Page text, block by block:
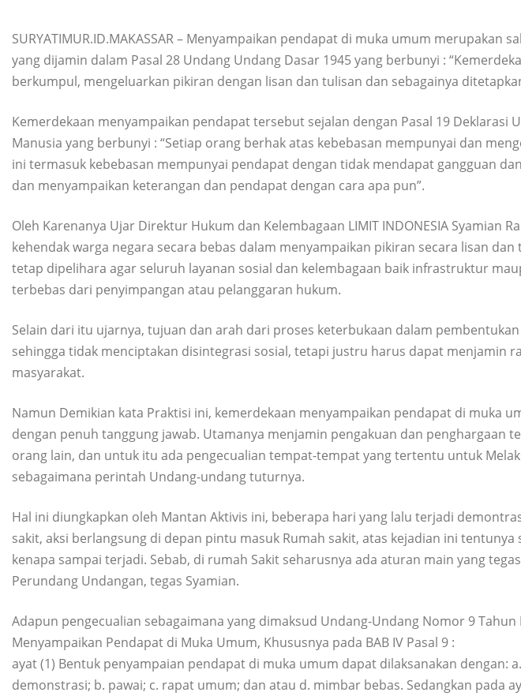
SURYATIMUR.ID.MAKASSAR – Menyampaikan pendapat di muka umum merupakan
yang dijamin dalam Pasal 28 Undang Undang Dasar 1945 yang berbunyi :
berkumpul, mengeluarkan pikiran dengan lisan dan tulisan dan sebagainya
Kemerdekaan menyampaikan pendapat tersebut sejalan dengan Pasal 19 Deklarasi
Manusia yang berbunyi : “Setiap orang berhak atas kebebasan mempunyai dan
ini termasuk kebebasan mempunyai pendapat dengan tidak mendapat gangguan
dan menyampaikan keterangan dan pendapat dengan cara apa pun”.
Oleh Karenanya Ujar Direktur Hukum dan Kelembagaan LIMIT INDONESIA Syamian
kehendak warga negara secara bebas dalam menyampaikan pikiran secara lisan
tetap dipelihara agar seluruh layanan sosial dan kelembagaan baik infrastruktur
terbebas dari penyimpangan atau pelanggaran hukum.
Selain dari itu ujarnya, tujuan dan arah dari proses keterbukaan dalam
sehingga tidak menciptakan disintegrasi sosial, tetapi justru harus dapat menjamin
masyarakat.
Namun Demikian kata Praktisi ini, kemerdekaan menyampaikan pendapat di muka
dengan penuh tanggung jawab. Utamanya menjamin pengakuan dan penghargaan
orang lain, dan untuk itu ada pengecualian tempat-tempat yang tertentu untuk
sebagaimana perintah Undang-undang tuturnya.
Hal ini diungkapkan oleh Mantan Aktivis ini, beberapa hari yang lalu terjadi
sakit, aksi berlangsung di depan pintu masuk Rumah sakit, atas kejadian ini
kenapa sampai terjadi. Sebab, di rumah Sakit seharusnya ada aturan main yang
Perundang Undangan, tegas Syamian.
Adapun pengecualian sebagaimana yang dimaksud Undang-Undang Nomor 9 Tahun
Menyampaikan Pendapat di Muka Umum, Khususnya pada BAB IV Pasal 9 :
ayat (1) Bentuk penyampaian pendapat di muka umum dapat dilaksanakan dengan:
demonstrasi; b. pawai; c. rapat umum; dan atau d. mimbar bebas. Sedangkan pada